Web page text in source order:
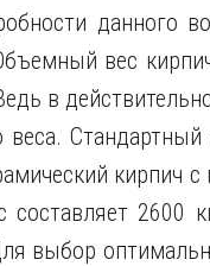
данного
вес
в
веса.
кирпич
составляет
выбор